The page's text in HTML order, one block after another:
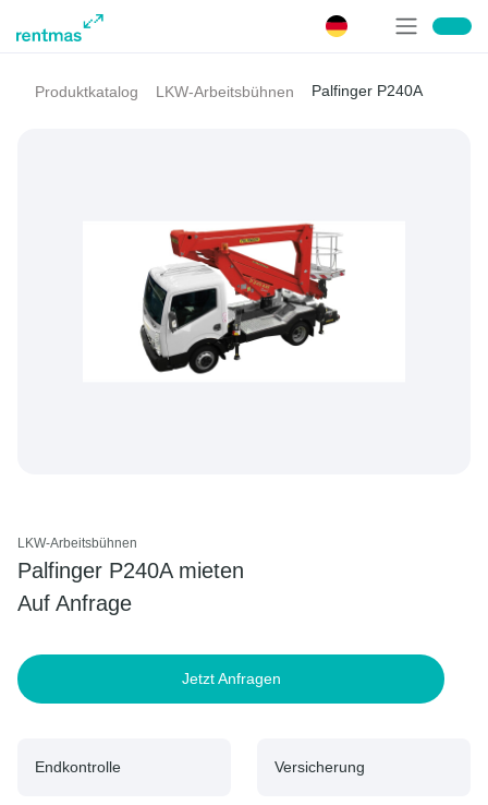
Produktkatalog LKW-Arbeitsbühnen Palfinger P240A
LKW-Arbeitsbühnen
Palfinger P240A mieten
Auf Anfrage
Jetzt Anfragen
Endkontrolle Versicherung